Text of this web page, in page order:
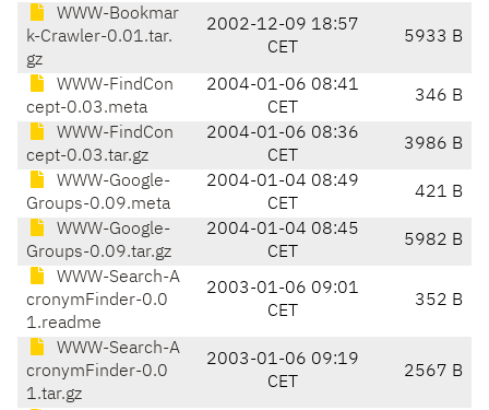
WWW-Bookmar
k-Crawler-0.01.tar.
gz
2002-12-09 18:57
CET
5933 B
WWW-FindCon
cept-0.03.meta
2004-01-06 08:41
CET
346 B
WWW-FindCon
cept-0.03.tar.gz
2004-01-06 08:36
CET
3986 B
WWW-Google-
Groups-0.09.meta
2004-01-04 08:49
CET
421 B
WWW-Google-
Groups-0.09.tar.gz
2004-01-04 08:45
CET
5982 B
WWW-Search-A
cronymFinder-0.0
1.readme
2003-01-06 09:01
CET
352 B
WWW-Search-A
cronymFinder-0.0
1.tar.gz
2003-01-06 09:19
CET
2567 B